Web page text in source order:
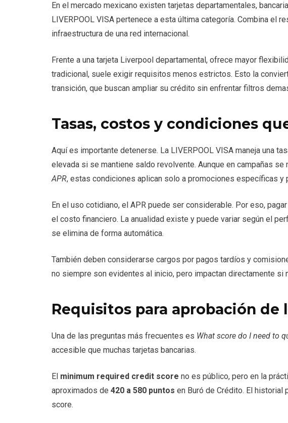
En el mercado mexicano existen tarjetas departamentales,
LIVERPOOL VISA pertenece a esta última categoría. Combina el
infraestructura de una red internacional.
Frente a una tarjeta Liverpool departamental, ofrece mayor
tradicional, suele exigir requisitos menos estrictos. Esto la
transición, que buscan ampliar su crédito sin enfrentar filtros
Tasas, costos y condiciones
Aquí es importante detenerse. La LIVERPOOL VISA maneja una
elevada si se mantiene saldo revolvente. Aunque en campañas se
APR, estas condiciones aplican solo a promociones específicas y
En el uso cotidiano, el APR puede ser considerable. Por eso,
el costo financiero. La anualidad existe y puede variar según el
se elimina de forma automática.
También deben considerarse cargos por pagos tardíos y
no siempre son evidentes al inicio, pero impactan directamente si
Requisitos para aprobación de
Una de las preguntas más frecuentes es What score do I need to
accesible que muchas tarjetas bancarias.
El minimum required credit score no es público, pero en la
aproximados de 420 a 580 puntos en Buró de Crédito. El historial
score.